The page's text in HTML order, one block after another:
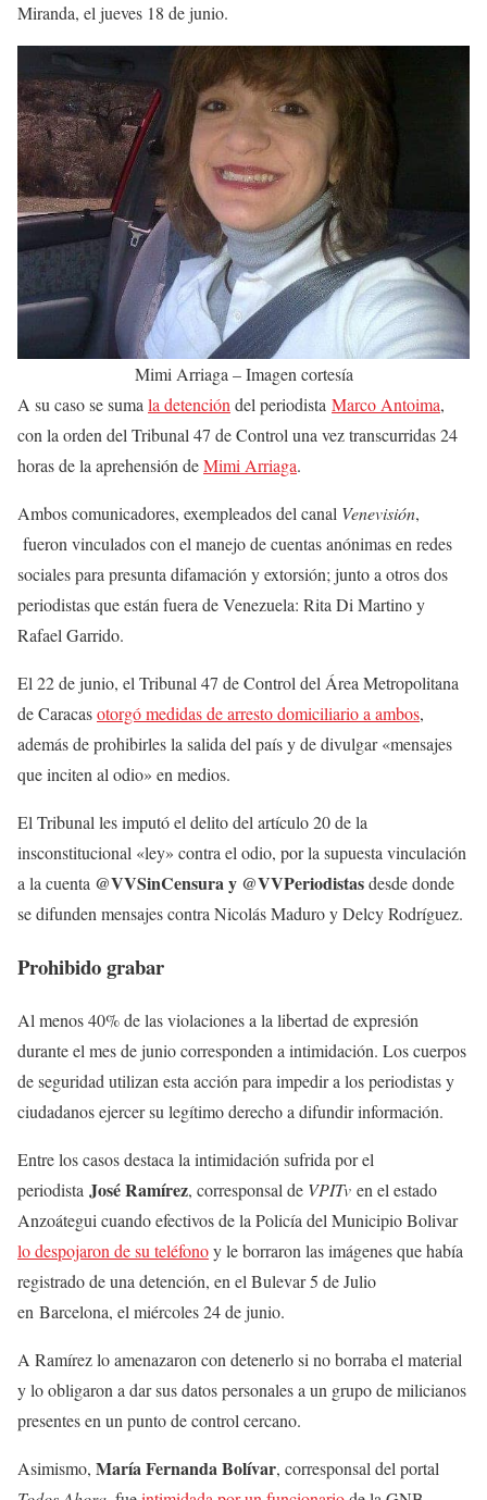
Miranda, el jueves 18 de junio.
Mimi Arriaga – Imagen cortesía
A su caso se sumala detencióndel periodista Marco Antoima,
con la orden del Tribunal 47 de Control una vez transcurridas 24
horas de la aprehensión deMimi Arriaga.
Ambos comunicadores, exempleados del canal Venevisión,
fueron vinculados con el manejo de cuentas anónimas en redes
sociales para presunta difamación y extorsión; junto a otros dos
periodistas que están fuera de Venezuela: Rita Di Martino y
Rafael Garrido.
El 22 de junio, el Tribunal 47 de Control del Área Metropolitana
de Caracasotorgó medidas de arresto domiciliario a ambos,
además de prohibirles la salida del país y de divulgar «mensajes
que inciten al odio» en medios.
El Tribunal les imputó el delito del artículo 20 de la
insconstitucional «ley» contra el odio, por la supuesta vinculación
a la cuenta @VVSinCensura y @VVPeriodistasdesde donde
se difunden mensajes contra Nicolás Maduro y Delcy Rodríguez.
Prohibido grabar
Al menos 40% de las violaciones a la libertad de expresión
durante el mes de junio corresponden a intimidación. Los cuerpos
de seguridad utilizan esta acción para impedir a los periodistas y
ciudadanos ejercer su legítimo derecho a difundir información.
Entre los casos destaca la intimidación sufrida por el
periodista José Ramírez, corresponsal de VPITv en el estado
Anzoátegui cuando efectivos de la Policía del Municipio Bolivar
lo despojaron de su teléfonoy le borraron las imágenes que había
registrado de una detención, en el Bulevar 5 de Julio
en Barcelona, el miércoles 24 de junio.
A Ramírez lo amenazaron con detenerlo si no borraba el material
y lo obligaron a dar sus datos personales a un grupo de milicianos
presentes en un punto de control cercano.
Asimismo, María Fernanda Bolívar, corresponsal del portal